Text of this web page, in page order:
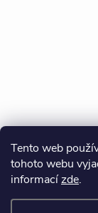
Tento web
tohoto webu
informacízde.